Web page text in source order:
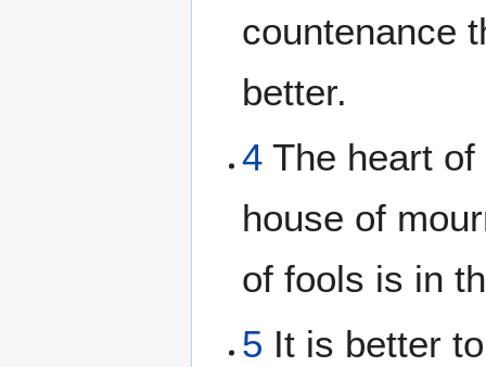
countenance
better.
4 The heart
house of
of fools is in
5 It is better